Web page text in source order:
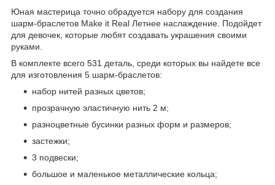
Юная мастерица точно обрадуется набору для создания
шарм-браслетов Make it Real Летнее наслаждение. Подойдет
для девочек, которые любят создавать украшения своими
руками.
В комплекте всего 531 деталь, среди которых вы найдете все
для изготовления 5 шарм-браслетов:
набор нитей разных цветов;
прозрачную эластичную нить 2 м;
разноцветные бусинки разных форм и размеров;
застежки;
3 подвески;
большое и маленькое металлические кольца;